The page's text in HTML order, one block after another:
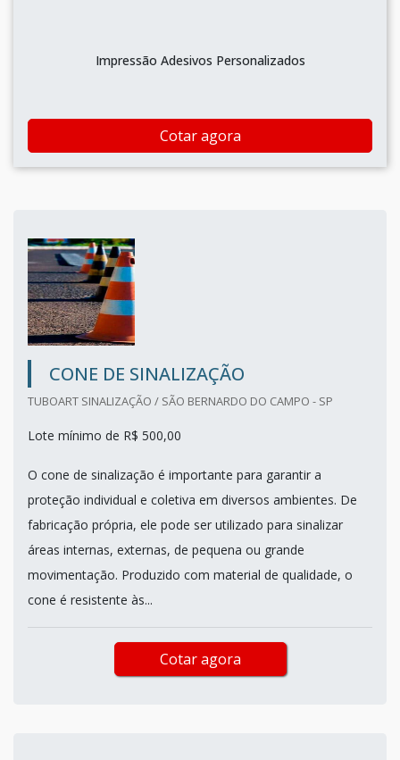
Impressão Adesivos Personalizados
Cotar agora
CONE DE SINALIZAÇÃO
TUBOART SINALIZAÇÃO / SÃO BERNARDO DO CAMPO - SP
Lote mínimo de R$ 500,00
O cone de sinalização é importante para garantir a
proteção individual e coletiva em diversos ambientes. De
fabricação própria, ele pode ser utilizado para sinalizar
áreas internas, externas, de pequena ou grande
movimentação. Produzido com material de qualidade, o
cone é resistente às...
Cotar agora